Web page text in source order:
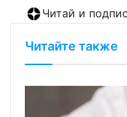
Читай и
Читайте также